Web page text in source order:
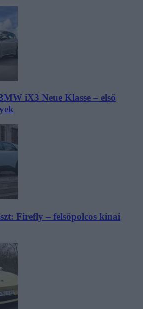
iX3 Neue Klasse – első
Firefly – felsőpolcos kínai